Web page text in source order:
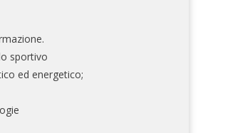
sportivo
ed energetico;